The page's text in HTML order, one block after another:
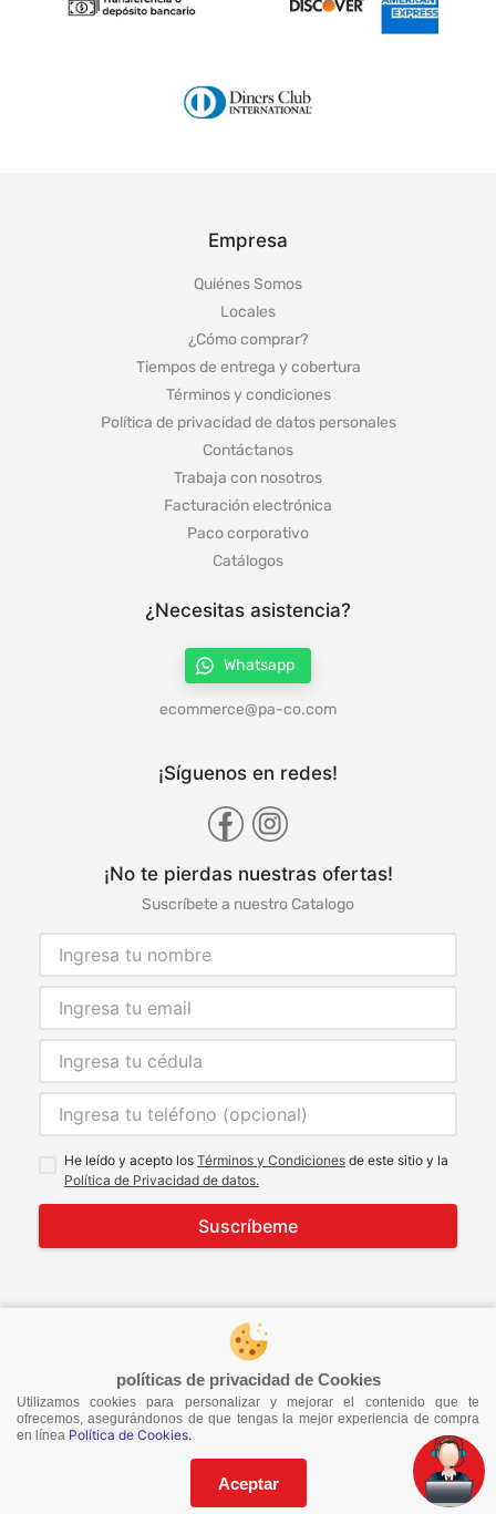
políticas de privacidad de Cookies
Utilizamos cookies para personalizar y mejorar el contenido que te
ofrecemos, asegurándonos de que tengas la mejor experiencia de compra
en línea Política de Cookies.
Aceptar
Empresa
Quiénes Somos
Locales
¿Cómo comprar?
Tiempos de entrega y cobertura
Términos y condiciones
Política de privacidad de datos personales
Contáctanos
Trabaja con nosotros
Facturación electrónica
Paco corporativo
Catálogos
¿Necesitas asistencia?
Whatsapp
ecommerce@pa-co.com
¡Síguenos en redes!
¡No te pierdas nuestras ofertas!
Suscríbete a nuestro Catalogo
He leído y acepto los Términos y Condiciones de este sitio y la
Política de Privacidad de datos.
Suscríbeme
© 2021 Todos los derechos reservados
developed by